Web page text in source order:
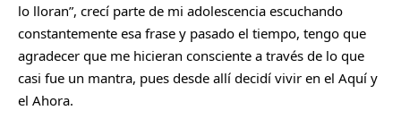
lo lloran”, crecí parte de mi adolescencia escuchando
constantemente esa frase y pasado el tiempo, tengo que
agradecer que me hicieran consciente a través de lo que
casi fue un mantra, pues desde allí decidí vivir en el Aquí y
el Ahora.